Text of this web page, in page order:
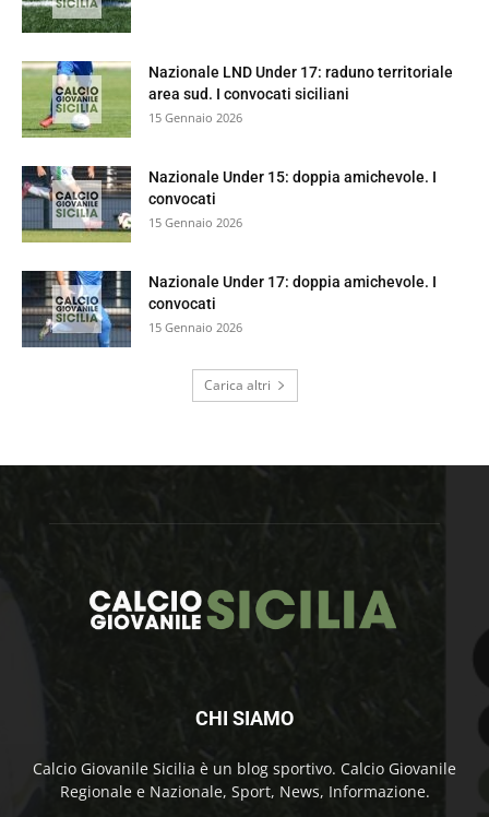
Nazionale LND Under 17: raduno territoriale
area sud. I convocati siciliani
15 Gennaio 2026
Nazionale Under 15: doppia amichevole. I
convocati
15 Gennaio 2026
Nazionale Under 17: doppia amichevole. I
convocati
15 Gennaio 2026
Carica altri
CHI SIAMO
Calcio Giovanile Sicilia è un blog sportivo. Calcio Giovanile
Regionale e Nazionale, Sport, News, Informazione.